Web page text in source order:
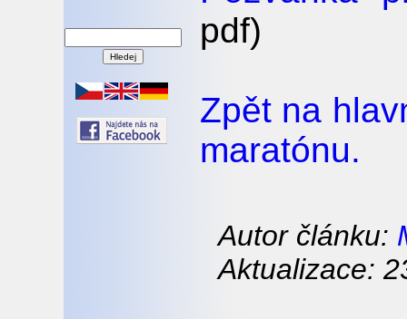
pdf)
Zpět na
maratónu.
Autor článku:
Aktualizace: